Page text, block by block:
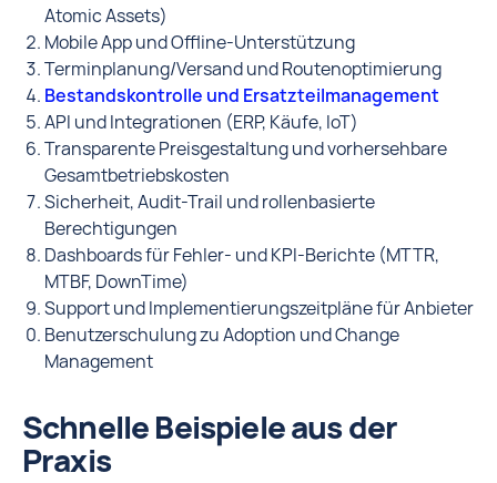
Atomic Assets)
Mobile App und Offline-Unterstützung
Terminplanung/Versand und Routenoptimierung
Bestandskontrolle und Ersatzteilmanagement
API und Integrationen (ERP, Käufe, IoT)
Transparente Preisgestaltung und vorhersehbare
Gesamtbetriebskosten
Sicherheit, Audit-Trail und rollenbasierte
Berechtigungen
Dashboards für Fehler- und KPI-Berichte (MTTR,
MTBF, DownTime)
Support und Implementierungszeitpläne für Anbieter
Benutzerschulung zu Adoption und Change
Management
Schnelle Beispiele aus der
Praxis